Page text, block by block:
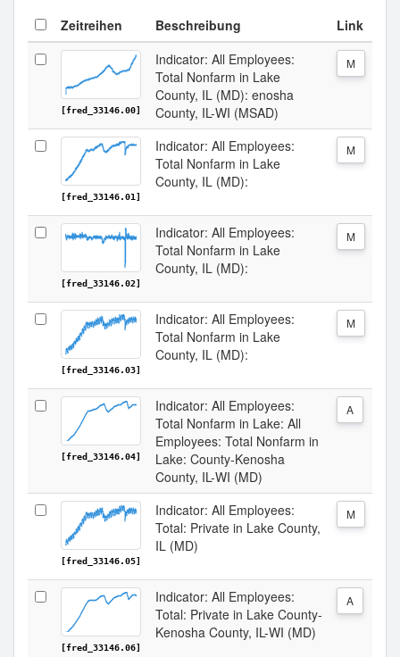
Zeitreihen Beschreibung Link
[fred_33146.00]
Indicator: All Employees:
Total Nonfarm in Lake
County, IL (MD): enosha
County, IL-WI (MSAD)
M
[fred_33146.01]
Indicator: All Employees:
Total Nonfarm in Lake
County, IL (MD):
M
[fred_33146.02]
Indicator: All Employees:
Total Nonfarm in Lake
County, IL (MD):
M
[fred_33146.03]
Indicator: All Employees:
Total Nonfarm in Lake
County, IL (MD):
M
[fred_33146.04]
Indicator: All Employees:
Total Nonfarm in Lake: All
Employees: Total Nonfarm in
Lake: County-Kenosha
County, IL-WI (MD)
A
[fred_33146.05]
Indicator: All Employees:
Total: Private in Lake County,
IL (MD)
M
[fred_33146.06]
Indicator: All Employees:
Total: Private in Lake County-
Kenosha County, IL-WI (MD)
A